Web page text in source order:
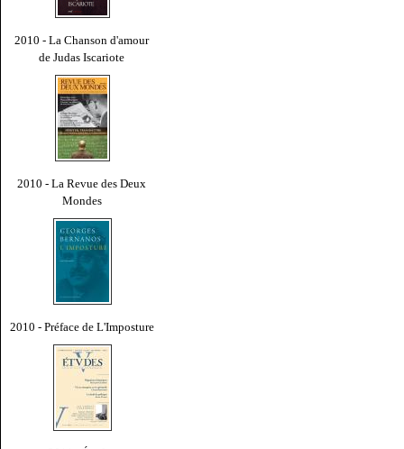
2010 - La Chanson d'amour
de Judas Iscariote
2010 - La Revue des Deux
Mondes
2010 - Préface de L'Imposture